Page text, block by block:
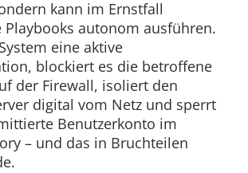
kann im Ernstfall
autonom ausführen.
eine aktive
blockiert es die betroffene
der Firewall, isoliert den
digital vom Netz und sperrt
Benutzerkonto im
– und das in Bruchteilen